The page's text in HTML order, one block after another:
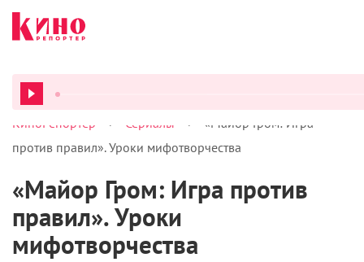
ВСЕ
КиноРепортер > Сериалы >
«Майор Гром: Игра
против правил». Уроки мифотворчества
«Майор Гром: Игра против
правил». Уроки
мифотворчества